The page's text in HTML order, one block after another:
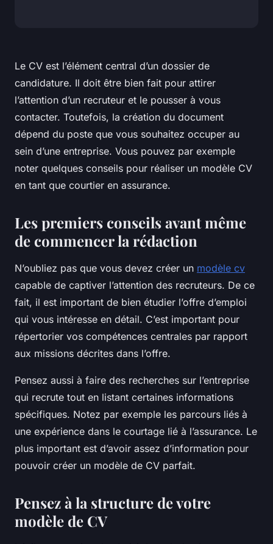
Le CV est l’élément central d’un dossier de
candidature. Il doit être bien fait pour attirer
l’attention d’un recruteur et le pousser à vous
contacter. Toutefois, la création du document
dépend du poste que vous souhaitez occuper au
sein d’une entreprise. Vous pouvez par exemple
noter quelques conseils pour réaliser un modèle CV
en tant que courtier en assurance.
Les premiers conseils avant même
de commencer la rédaction
N’oubliez pas que vous devez créer un modèle cv
capable de captiver l’attention des recruteurs. De ce
fait, il est important de bien étudier l’offre d’emploi
qui vous intéresse en détail. C’est important pour
répertorier vos compétences centrales par rapport
aux missions décrites dans l’offre.
Pensez aussi à faire des recherches sur l’entreprise
qui recrute tout en listant certaines informations
spécifiques. Notez par exemple les parcours liés à
une expérience dans le courtage lié à l’assurance. Le
plus important est d’avoir assez d’information pour
pouvoir créer un modèle de CV parfait.
Pensez à la structure de votre
modèle de CV